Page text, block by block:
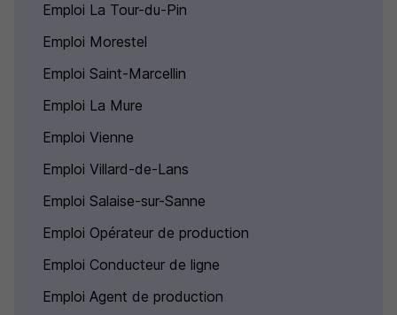
Emploi La Tour-du-Pin
Emploi Morestel
Emploi Saint-Marcellin
Emploi La Mure
Emploi Vienne
Emploi Villard-de-Lans
Emploi Salaise-sur-Sanne
Emploi Opérateur de production
Emploi Conducteur de ligne
Emploi Agent de production